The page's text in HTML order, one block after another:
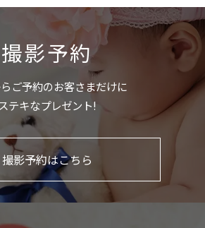
撮影予約
ご予約のお客さまだけに
ステキなプレゼント!
撮影予約はこちら